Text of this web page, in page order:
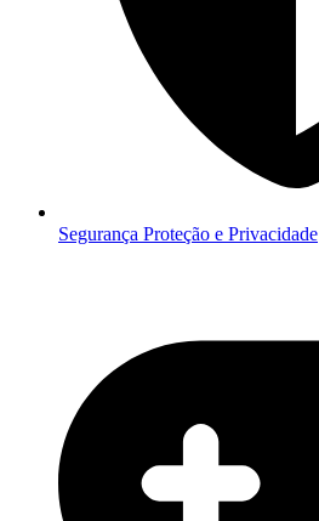
Segurança Proteção e Privacidade